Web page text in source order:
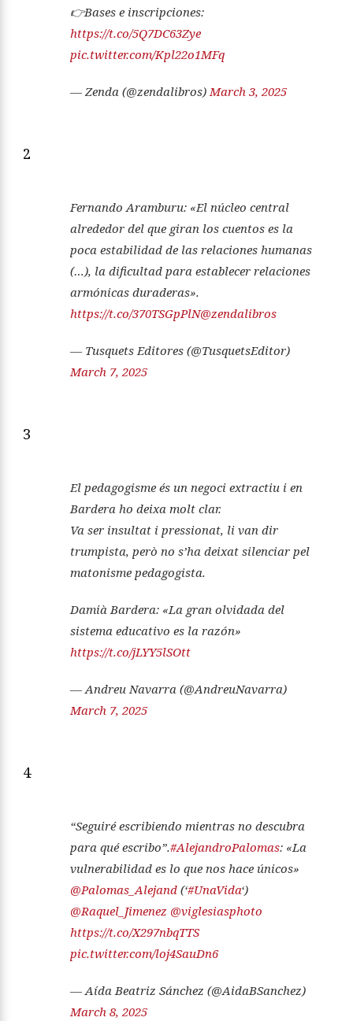
👉Bases e inscripciones:
https://t.co/5Q7DC63Zye
pic.twitter.com/Kpl22o1MFq
— Zenda (@zendalibros)March 3, 2025
2
Fernando Aramburu: «El núcleo central
alrededor del que giran los cuentos es la
poca estabilidad de las relaciones humanas
(…), la dificultad para establecer relaciones
armónicas duraderas».
https://t.co/370TSGpPlN@zendalibros
— Tusquets Editores (@TusquetsEditor)
March 7, 2025
3
El pedagogisme és un negoci extractiu i en
Bardera ho deixa molt clar.
Va ser insultat i pressionat, li van dir
trumpista, però no s’ha deixat silenciar pel
matonisme pedagogista.
Damià Bardera: «La gran olvidada del
sistema educativo es la razón»
https://t.co/jLYY5lSOtt
— Andreu Navarra (@AndreuNavarra)
March 7, 2025
4
“Seguiré escribiendo mientras no descubra
para qué escribo”.#AlejandroPalomas: «La
vulnerabilidad es lo que nos hace únicos»
@Palomas_Alejand (‘#UnaVida‘)
@Raquel_Jimenez @viglesiasphoto
https://t.co/X297nbqTTS
pic.twitter.com/loj4SauDn6
— Aída Beatriz Sánchez (@AidaBSanchez)
March 8, 2025